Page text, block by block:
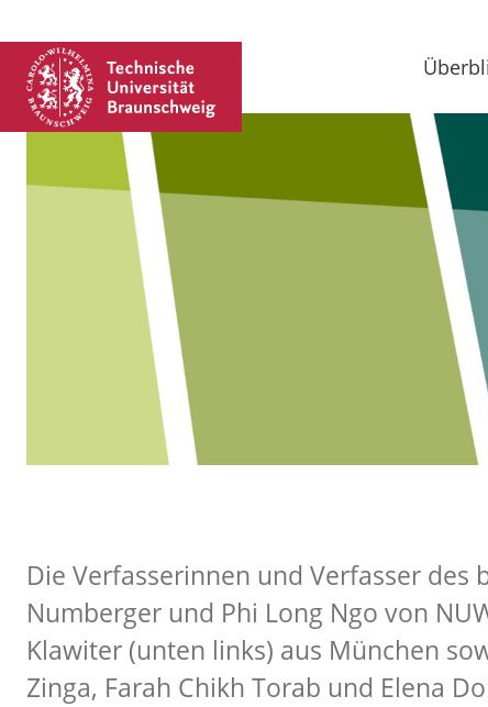
Die Verfasserinnen und Verfasser des
Numberger und Phi Long Ngo von
Klawiter (unten links) aus München
Zinga, Farah Chikh Torab und Elena